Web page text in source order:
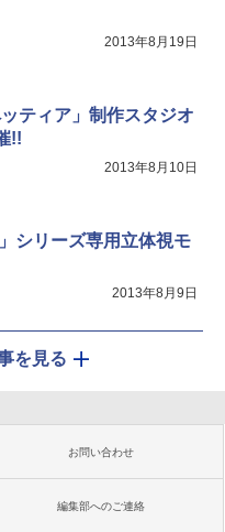
2013年8月19日
ティア」制作スタジオ
!!
2013年8月10日
シリーズ専用立体視モ
2013年8月9日
を見る
お問い合わせ
編集部へのご連絡